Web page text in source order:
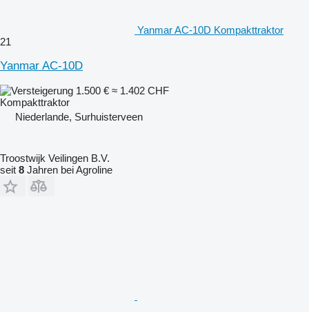
Yanmar AC-10D Kompakttraktor
21
Yanmar AC-10D
1.500 € ≈ 1.402 CHF
Kompakttraktor
Niederlande, Surhuisterveen
Troostwijk Veilingen B.V.
seit 8 Jahren bei Agroline